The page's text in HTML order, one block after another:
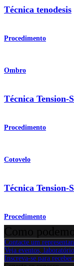
Técnica tenodesis
Procedimento
Ombro
Técnica Tension-
Procedimento
Cotovelo
Técnica Tension-
Procedimento
Contacte um
Veja eventos,
Inscreva-se para